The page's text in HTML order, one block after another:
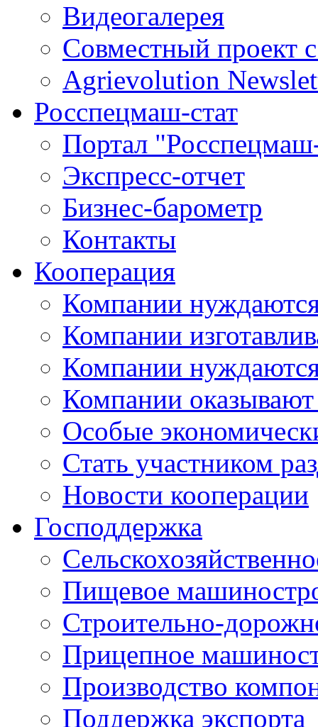
Видеогалерея
Совместный проект
Agrievolution
Росспецмаш-стат
Портал
Экспресс-отчет
Бизнес-барометр
Контакты
Кооперация
Компании
Компании
Компании
Компании оказывают
Особые
Стать участником
Новости кооперации
Господдержка
Пищевое
Строительно-
Прицепное
Производство
Поддержка экспорта